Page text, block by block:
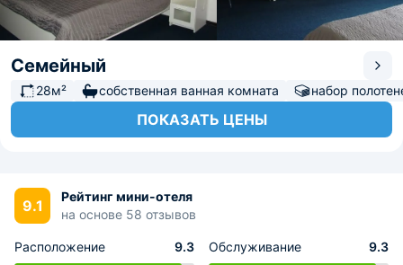
Семейный
28м² собственная ванная комната набор
ПОКАЗАТЬ ЦЕНЫ
9.1
Рейтинг мини-отеля
на основе 58 отзывов
Расположение 9.3 Обслуживание 9.3